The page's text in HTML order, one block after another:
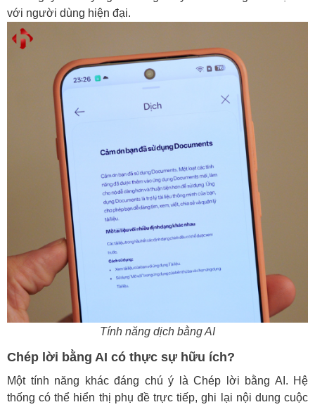
với người dùng hiện đại.
Tính năng dịch bằng AI
Chép lời bằng AI có thực sự hữu ích?
Một tính năng khác đáng chú ý là Chép lời bằng AI. Hệ
thống có thể hiển thị phụ đề trực tiếp, ghi lại nội dung cuộc